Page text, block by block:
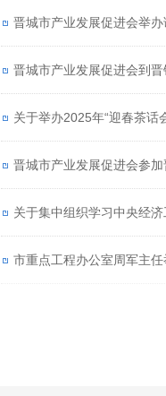
晋城市产业发展促进会举办
晋城市产业发展促进会到
关于举办2025年“迎春茶话
晋城市产业发展促进会参
关于集中组织学习中央经
市重点工程办公室周军主